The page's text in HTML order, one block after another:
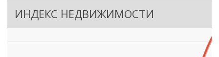
ИНДЕКС НЕДВИЖИМОСТИ